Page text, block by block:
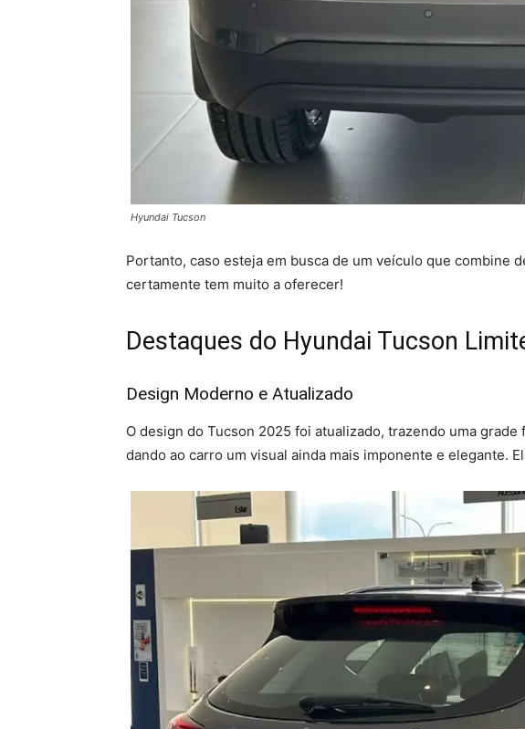
Hyundai Tucson
Portanto, caso esteja em busca de um veículo que combine
certamente tem muito a oferecer!
Destaques do Hyundai Tucson
Design Moderno e Atualizado
O design do Tucson 2025 foi atualizado, trazendo uma
dando ao carro um visual ainda mais imponente e elegante.